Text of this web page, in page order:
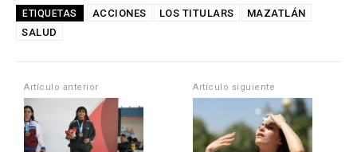
at
s
p
ce
o
k
e
ail m
tir
ETIQUETAS ACCIONES LOS TITULARS
MAZATLÁN
SALUD
Artículo anterior Artículo siguiente